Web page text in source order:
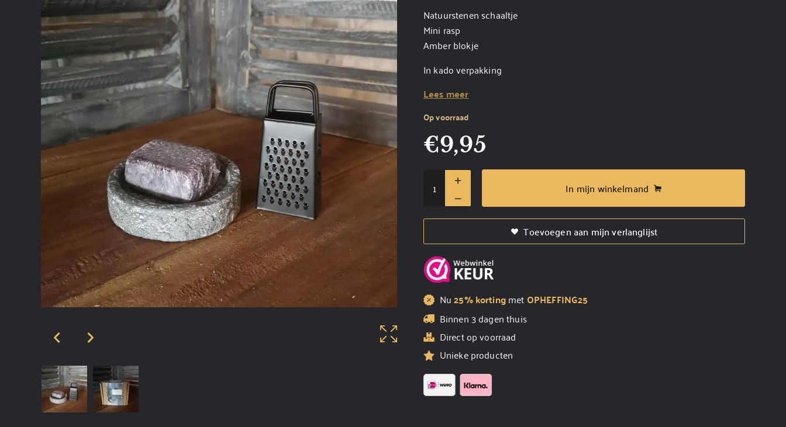
Natuurstenen schaaltje
Mini rasp
Amber blokje
In kado verpakking
Lees meer
Op voorraad
€9,95
In mijn winkelmand
Toevoegen aan mijn verlanglijst
Nu25% kortingmet OPHEFFING25
Binnen 3 dagen thuis
Direct op voorraad
Unieke producten